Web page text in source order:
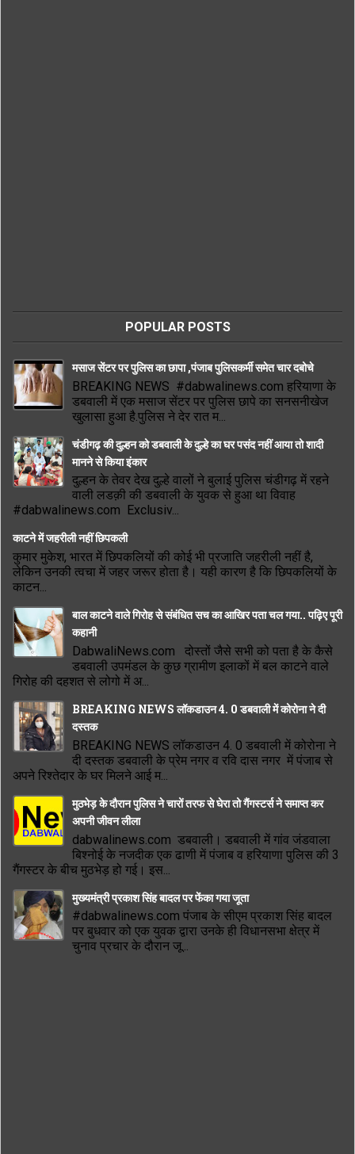
POPULAR POSTS
मसाज सेंटर पर पुलिस का छापा ,पंजाब पुलिसकर्मी समेत चार दबोचे
BREAKING NEWS #dabwalinews.com हरियाणा के
डबवाली में एक मसाज सेंटर पर पुलिस छापे का सनसनीखेज
खुलासा हुआ है.पुलिस ने देर रात म...
चंडीगढ़ की दुल्हन को डबवाली के दुल्हे का घर पसंद नहीं आया तो शादी
मानने से किया इंकार
दुल्हन के तेवर देख दुल्हे वालों ने बुलाई पुलिस चंडीगढ़ में रहने
वाली लडक़ी की डबवाली के युवक से हुआ था विवाह
#dabwalinews.com Exclusiv...
काटने में जहरीली नहीं छिपकली
कुमार मुकेश, भारत में छिपकलियों की कोई भी प्रजाति जहरीली नहीं है,
लेकिन उनकी त्वचा में जहर जरूर होता है। यही कारण है कि छिपकलियों के
काटन...
बाल काटने वाले गिरोह से संबंधित सच का आखिर पता चल गया.. पढ़िए पूरी
कहानी
DabwaliNews.com दोस्तों जैसे सभी को पता है के कैसे
डबवाली उपमंडल के कुछ ग्रामीण इलाकों में बल काटने वाले
गिरोह की दहशत से लोगो में अ...
BREAKING NEWS लॉकडाउन 4. 0 डबवाली में कोरोना ने दी
दस्तक
BREAKING NEWS लॉकडाउन 4. 0 डबवाली में कोरोना ने
दी दस्तक डबवाली के प्रेम नगर व रवि दास नगर में पंजाब से
अपने रिश्तेदार के घर मिलने आई म...
मुठभेड़ के दौरान पुलिस ने चारों तरफ से घेरा तो गैंगस्टर्स ने समाप्त कर
अपनी जीवन लीला
dabwalinews.com डबवाली। डबवाली में गांव जंडवाला
बिश्नोई के नजदीक एक ढाणी में पंजाब व हरियाणा पुलिस की 3
गैंगस्टर के बीच मुठभेड़ हो गई। इस...
मुख्यमंत्री प्रकाश सिंह बादल पर फेंका गया जूता
#dabwalinews.com पंजाब के सीएम प्रकाश सिंह बादल
पर बुधवार को एक युवक द्वारा उनके ही विधानसभा क्षेत्र में
चुनाव प्रचार के दौरान जू...